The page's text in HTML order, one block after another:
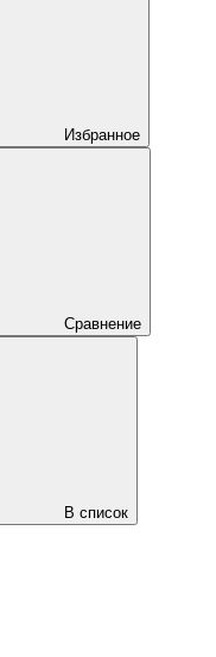
Избранное
Сравнение
В список